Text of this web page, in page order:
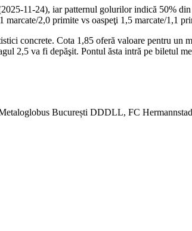
11-24), iar patternul golurilor indică 50%
2,0 primite vs oaspeţi 1,5 marcate/1,1
concrete. Cota 1,85 oferă valoare pentru
2,5 va fi depăşit. Pontul ăsta intră pe biletul
București DDDLL, FC